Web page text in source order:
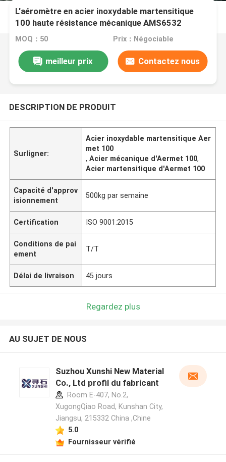
L'aéromètre en acier inoxydable martensitique
100 haute résistance mécanique AMS6532
K92580
MOQ：50 Prix：Négociable
meilleur prix Contactez nous
DESCRIPTION DE PRODUIT
Surligner:
Acier inoxydable martensitique Aer
met 100
,Acier mécanique d'Aermet 100,
Acier martensitique d'Aermet 100
Capacité d'approv
isionnement
500kg par semaine
Certification ISO 9001:2015
Conditions de pai
ement
T/T
Délai de livraison 45 jours
Regardez plus
AU SUJET DE NOUS
Suzhou Xunshi New Material
Co., Ltd profil du fabricant
Room E-407, No.2,
XugongQiao Road, Kunshan City,
Jiangsu, 215332 China ,Chine
5.0
Fournisseur vérifié